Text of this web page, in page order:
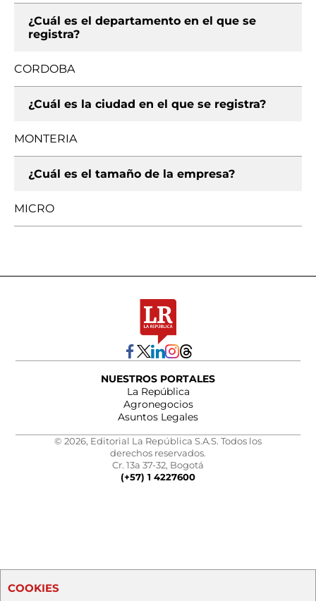
¿Cuál es el departamento en el que se
registra?
CORDOBA
¿Cuál es la ciudad en el que se registra?
MONTERIA
¿Cuál es el tamaño de la empresa?
MICRO
NUESTROS PORTALES
La República
Agronegocios
Asuntos Legales
© 2026, Editorial La República S.A.S. Todos los
derechos reservados.
Cr. 13a 37-32, Bogotá
(+57) 1 4227600
COOKIES